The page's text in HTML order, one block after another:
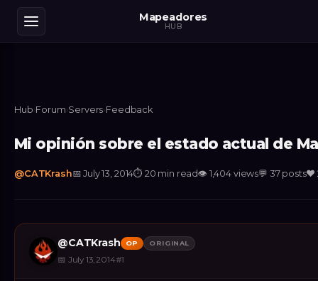
Mapeadores
HUB
Hub›Forum›Servers›Feedback
Mi opinión sobre el estado actual de
@CATKrash📅July 13, 2014⏱ 20 min read👁 1,404 views💬 37 posts❤️
@CATKrash OP ORIGINAL
📅 July 13, 2014#1